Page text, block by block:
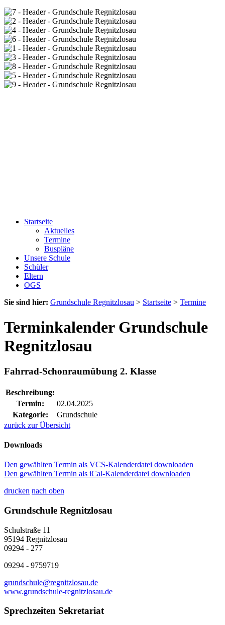
Startseite
Aktuelles
Termine
Buspläne
Unsere Schule
Schüler
Eltern
OGS
Sie sind hier: Grundschule Regnitzlosau > Startseite > Termine
Terminkalender Grundschule
Regnitzlosau
Fahrrad-Schonraumübung 2. Klasse
Beschreibung:
Termin:
02.04.2025
Kategorie:
Grundschule
zurück zur Übersicht
Downloads
Den gewählten Termin als VCS-Kalenderdatei downloaden
Den gewählten Termin als iCal-Kalenderdatei downloaden
drucken nach oben
Grundschule Regnitzlosau
Schulstraße 11
95194 Regnitzlosau
09294 - 277
09294 - 9759719
grundschule@regnitzlosau.de
www.grundschule-regnitzlosau.de
Sprechzeiten Sekretariat